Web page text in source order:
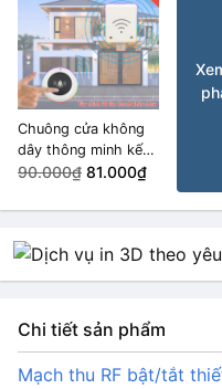
Chuông cửa không
dây thông minh kết
nối USB
90.000₫ 81.000₫
Chi tiết sản phẩm
Mạch thu RF bật/tắt